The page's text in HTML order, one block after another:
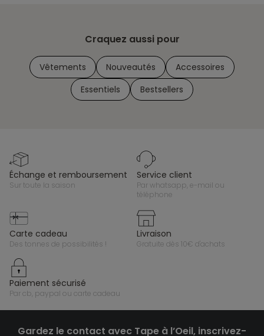
Craquez aussi pour
Vêtements Nouveautés
Accessoires
Essentiels
Bestsellers
échange et remboursement
sur toute la saison
service client
par whatsapp, e-mail ou
téléphone
carte cadeau
des tonnes de possibilités !
livraison
gratuite dès 10€ d'achats
paiement sécurisé
par cb, paypal ou carte cadeau
Gardez le contact avec Tape à l’Oeil, inscrivez-